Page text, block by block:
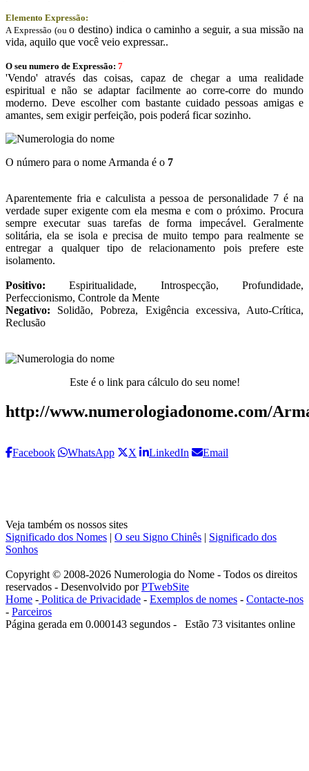
Elemento Expressão:
A Expressão (ouo destino) indica o caminho a seguir, a sua missão na
vida, aquilo que você veio expressar..
O seu numero de Expressão: 7
'Vendo' através das coisas, capaz de chegar a uma realidade
espiritual e não se adaptar facilmente ao corre-corre do mundo
moderno. Deve escolher com bastante cuidado pessoas amigas e
amantes, sem exigir perfeição, pois poderá ficar sozinho.
O número para o nome Armanda é o 7
Aparentemente fria e calculista a pessoa de personalidade 7 é na
verdade super exigente com ela mesma e com o próximo. Procura
sempre executar suas tarefas de forma impecável. Geralmente
solitária, ela se isola e precisa de muito tempo para realmente se
entregar a qualquer tipo de relacionamento pois prefere este
isolamento.
Positivo: Espiritualidade, Introspecção, Profundidade,
Perfeccionismo, Controle da Mente
Negativo: Solidão, Pobreza, Exigência excessiva, Auto-Crítica,
Reclusão
Este é o link para cálculo do seu nome!
http://www.numerologiadonome.com/
Facebook WhatsApp X LinkedIn Email
Veja também os nossos sites
Significado dos Nomes
O seu Signo Chinês
Significado dos
Sonhos
Copyright © 2008-2026 Numerologia do Nome - Todos os direitos
reservados - Desenvolvido porPTwebSite
Home - Politica de Privacidade - Exemplos de nomes - Contacte-nos
- Parceiros
Página gerada em 0.000143 segundos - Estão 73 visitantes online